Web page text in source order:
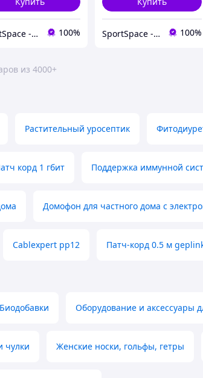
SportSpace - Спортивное питание и витамины! 100% SportSpace - Спортивное питание и витамины! 100%
из 4000+
Растительный уросептик
корд 1 гбит Поддержка иммунной
Домофон для частного дома с
Cablexpert pp12 Патч-корд 0.5 м
Биодобавки Оборудование и аксессуары
чулки Женские носки, гольфы, гетры